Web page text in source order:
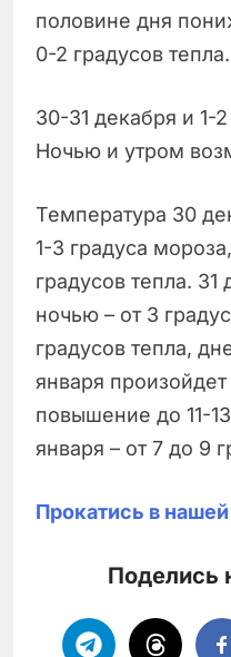
половине дня
0-2 градусов тепла.
30-31 декабря и 1-
Ночью и утром
Температура 30
1-3 градуса
градусов тепла. 31
ночью – от 3
градусов тепла,
января
повышение до 11-
января – от 7 до 9
Прокатись в нашей
Поделись